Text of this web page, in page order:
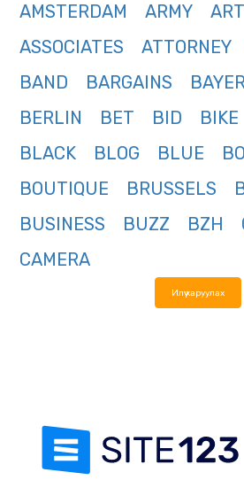
AMSTERDAM
ARMY ART
ASSOCIATES
ATTORNEY
BAND
BARGAINS
BERLIN
BET BID BIKE
BLACK
BLOG BLUE
BOUTIQUE
BRUSSELS
BUSINESS
BUZZ BZH
CAMERA
Илүү харуулах